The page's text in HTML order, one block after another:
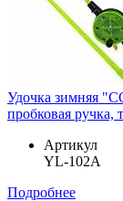
Удочка зимняя
пробковая ручка,
Артикул
YL-102A
Подробнее